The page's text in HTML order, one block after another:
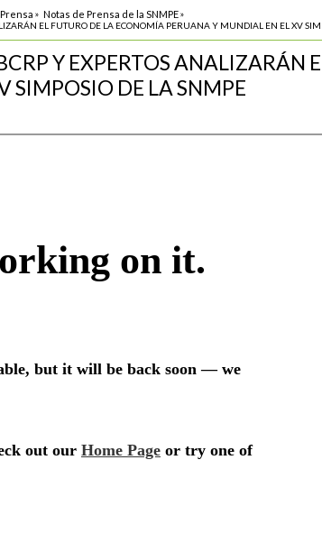
» Notas de Prensa de la SNMPE»
EL FUTURO DE LA ECONOMÍA PERUANA Y MUNDIAL EN EL XV
Y EXPERTOS
SIMPOSIO DE LA SNMPE